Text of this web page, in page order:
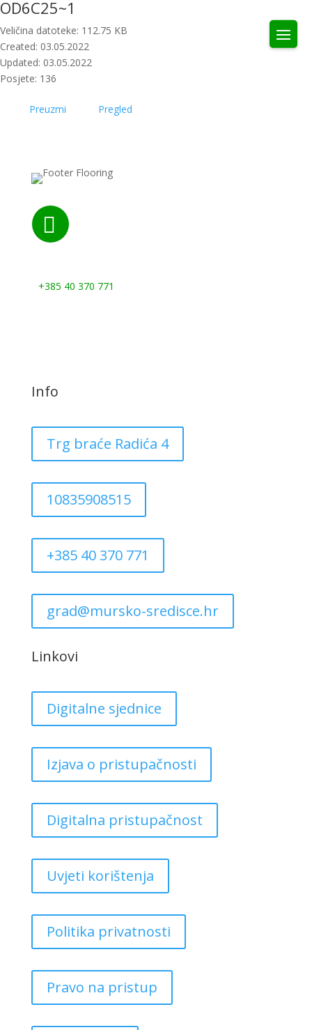
OD6C25~1
Veličina datoteke: 112.75 KB
Created: 03.05.2022
Updated: 03.05.2022
Posjete: 136
Preuzmi Pregled

+385 40 370 771
Info
Trg braće Radića 4
10835908515
+385 40 370 771
grad@mursko-sredisce.hr
Linkovi
Digitalne sjednice
Izjava o pristupačnosti
Digitalna pristupačnost
Uvjeti korištenja
Politika privatnosti
Pravo na pristup